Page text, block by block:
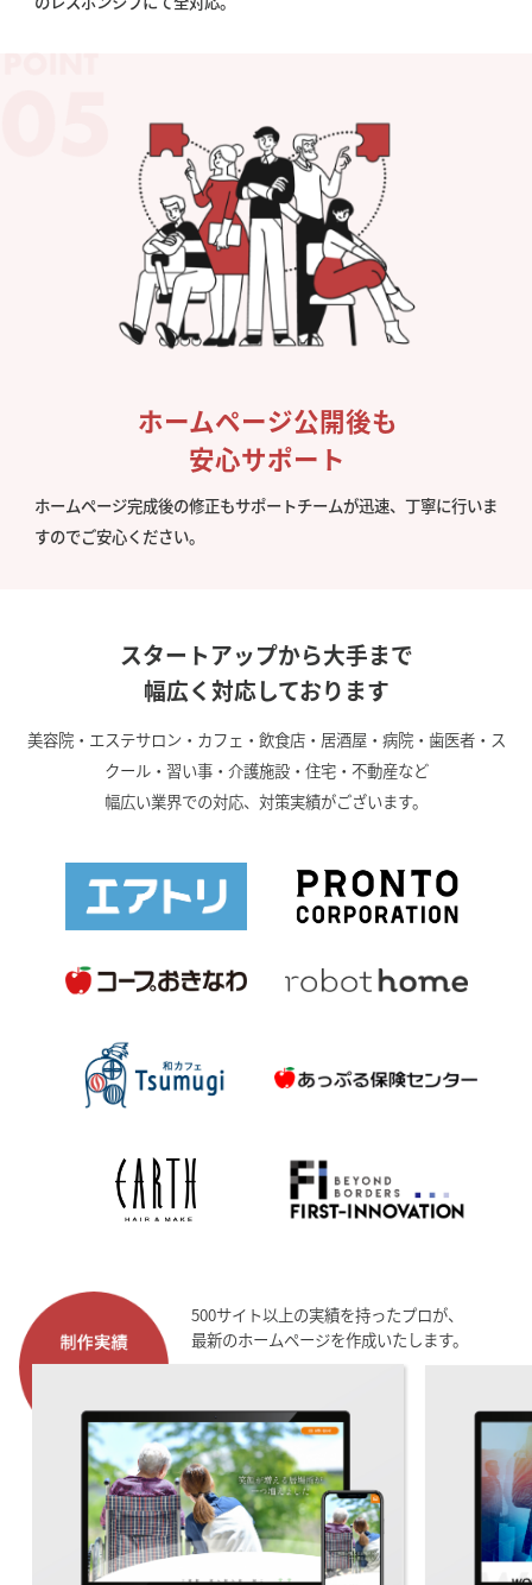
ホームページ公開後も
安心サポート
ホームページ完成後の修正もサポートチームが迅速、丁寧に行いま
すのでご安心ください。
スタートアップから大手まで
幅広く対応しております
美容院・エステサロン・カフェ・飲食店・居酒屋・病院・歯医者・ス
クール・習い事・介護施設・住宅・不動産など
幅広い業界での対応、対策実績がございます。
500サイト以上の実績を持ったプロが、
最新のホームページを作成いたします。